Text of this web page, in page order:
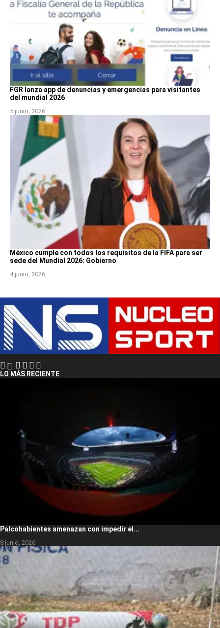
FGR lanza app de denuncias y emergencias para visitantes
del mundial 2026
5 junio, 2026
México cumple con todos los requisitos de la FIFA para ser
sede del Mundial 2026: Gobierno
4 junio, 2026
LO MÁS RECIENTE
Palcohabientes amenazan con impedir el...
8 junio, 2026